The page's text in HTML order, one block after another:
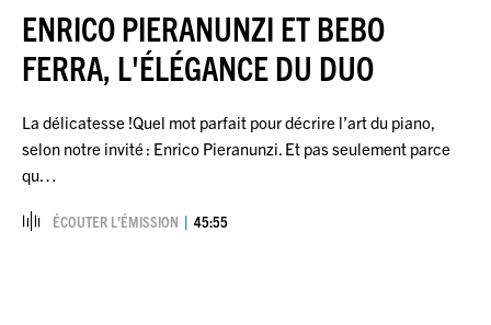
ENRICO PIERANUNZI ET BEBO
FERRA, L'ÉLÉGANCE DU DUO
La délicatesse !Quel mot parfait pour décrire l’art du piano,
selon notre invité : Enrico Pieranunzi. Et pas seulement parce
qu…
ÉCOUTER L’ÉMISSION 45:55